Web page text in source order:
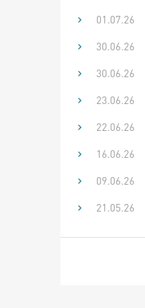
01.07.26
30.06.26
30.06.26
23.06.26
22.06.26
16.06.26
09.06.26
21.05.26